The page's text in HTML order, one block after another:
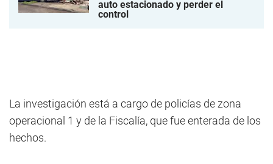
auto estacionado y perder el
control
La investigación está a cargo de policías de zona
operacional 1 y de la Fiscalía, que fue enterada de los
hechos.